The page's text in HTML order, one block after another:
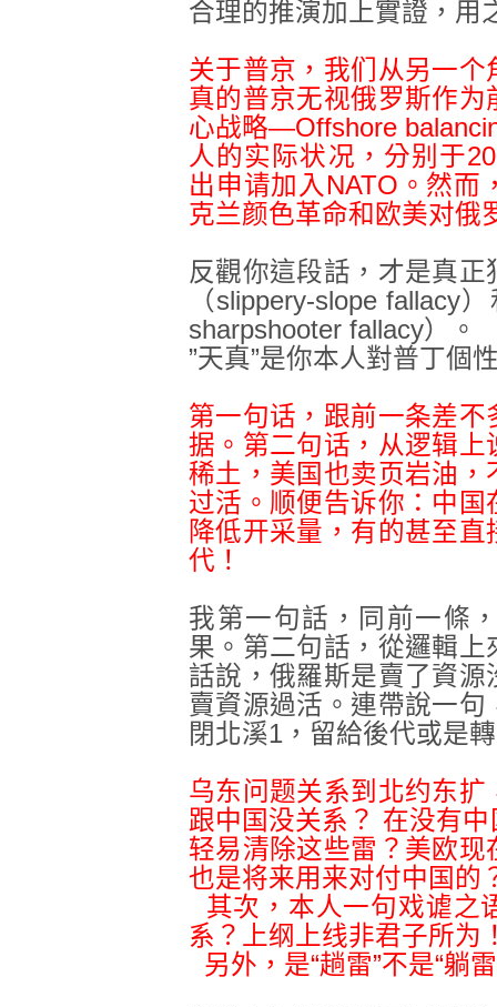
合理的推演加上實證，用
关于普京，我们从另一
真的普京无视俄罗斯作
心战略—Offshore
人的实际状况，分别于
出申请加入NATO。然而
克兰颜色革命和欧美对俄
反觀你這段話，才是真
（slippery-slope fallacy
sharpshooter fallacy）。
”天真”是你本人對普丁個
第一句话，跟前一条差
据。第二句话， 从逻辑上
稀土，美国也卖页岩油，
过活。顺便告诉你：中
降低开采量，有的甚至
代！
我第一句話，同前一條
果。第二句話，從邏輯
話說，俄羅斯是賣了資
賣資源過活。連帶說一
閉北溪1，留給後代或是
乌东问题关系到北约东
跟中国没关系？ 在没有
轻易清除这些雷？美欧现
也是将来用来对付中国的
其次，本人一句戏谑之
系？上纲上线非君子所为
另外，是“趟雷”不是“躺